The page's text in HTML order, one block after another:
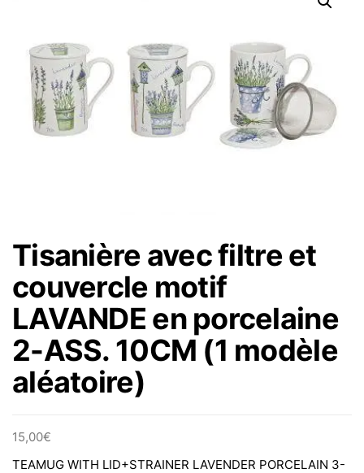
6 CM
Tisanière avec filtre et
couvercle motif
LAVANDE en porcelaine
2-ASS. 10CM (1 modèle
aléatoire)
15,00€
TEAMUG WITH LID+STRAINER LAVENDER PORCELAIN 3-